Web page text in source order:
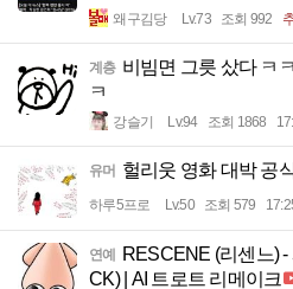
왜구김당 Lv.73 조회 992
계층 비빔면 그릇 샀다 ㅋ
ㅋ
강슬기 Lv.94 조회 1868
유머 헐리웃 영화 대박 공
하루5프로 Lv.50 조회 579
연예 RESCENE (리센느)
CK) | AI 트로트 리메이크